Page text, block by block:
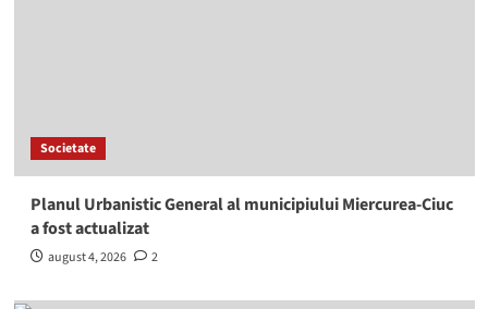
Societate
Planul Urbanistic General al municipiului Miercurea-Ciuc
a fost actualizat
august 4, 2026 2